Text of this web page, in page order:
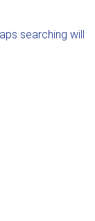
searching will